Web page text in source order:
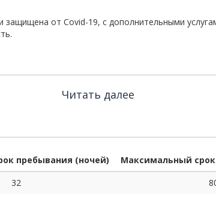
защищена от Covid-19, с дополнительными
Читать далее
пребывания (ночей)
Максимальный
32